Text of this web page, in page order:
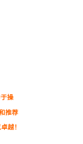
操
推荐
越！